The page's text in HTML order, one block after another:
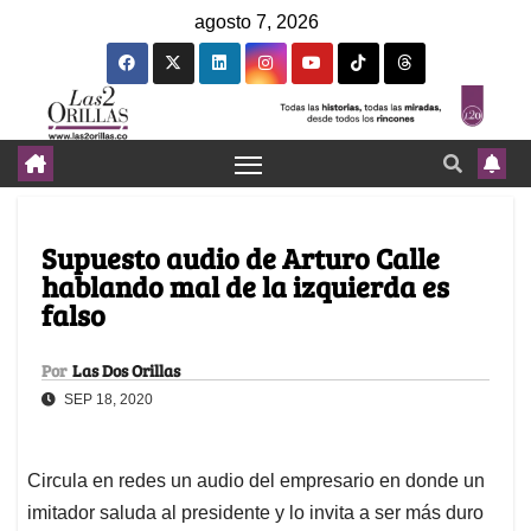
agosto 7, 2026
Supuesto audio de Arturo Calle
hablando mal de la izquierda es
falso
Por Las Dos Orillas
SEP 18, 2020
Circula en redes un audio del empresario en donde un
imitador saluda al presidente y lo invita a ser más duro